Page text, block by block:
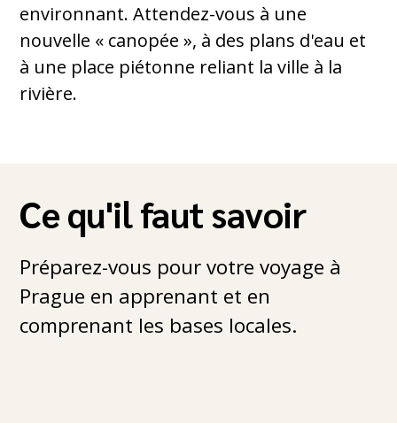
environnant. Attendez-vous à une
nouvelle « canopée », à des plans d'eau et
à une place piétonne reliant la ville à la
rivière.
Ce qu'il faut savoir
Préparez-vous pour votre voyage à
Prague en apprenant et en
comprenant les bases locales.